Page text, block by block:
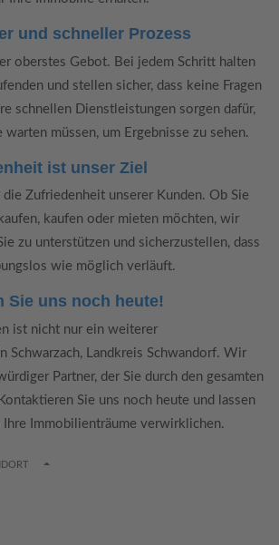
und schneller Prozess
oberstes Gebot. Bei jedem Schritt halten
und stellen sicher, dass keine Fragen
schnellen Dienstleistungen sorgen dafür,
warten müssen, um Ergebnisse zu sehen.
ist unser Ziel
Zufriedenheit unserer Kunden. Ob Sie
kaufen oder mieten möchten, wir
zu unterstützen und sicherzustellen, dass
wie möglich verläuft.
Sie uns noch heute!
ist nicht nur ein weiterer
Schwarzach, Landkreis Schwandorf. Wir
Partner, der Sie durch den gesamten
Sie uns noch heute und lassen
Ihre Immobilienträume verwirklichen.
TOGGLE DROPDOWN